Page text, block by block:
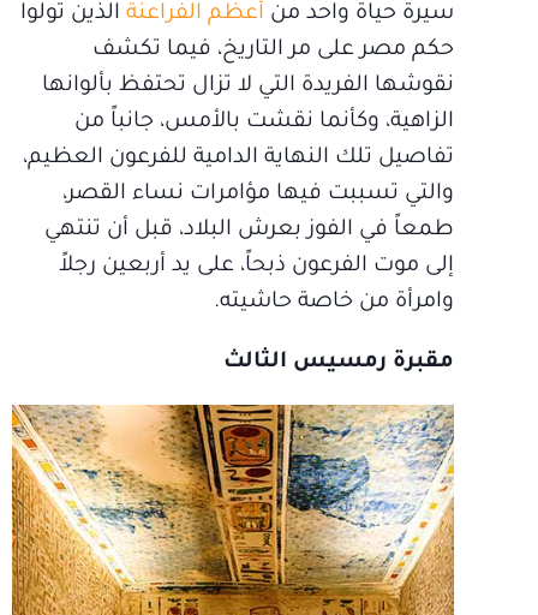
سيرة حياة واحد من أعظم الفراعنة الذين تولوا
حكم مصر على مر التاريخ، فيما تكشف
نقوشها الفريدة التي لا تزال تحتفظ بألوانها
الزاهية، وكأنما نقشت بالأمس، جانباً من
تفاصيل تلك النهاية الدامية للفرعون العظيم،
والتي تسببت فيها مؤامرات نساء القصر،
طمعاً في الفوز بعرش البلاد، قبل أن تنتهي
إلى موت الفرعون ذبحاً، على يد أربعين رجلاً
وامرأة من خاصة حاشيته.
مقبرة رمسيس الثالث